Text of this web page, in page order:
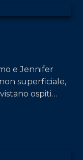
e Jennifer
superficiale,
ospiti